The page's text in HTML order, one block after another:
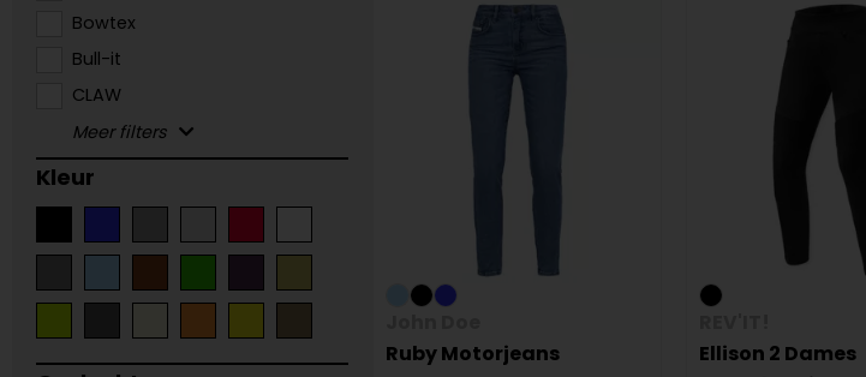
Bowtex
Bull-it
CLAW
Kleur
Ruby Motorjeans
Ellison 2 Dames